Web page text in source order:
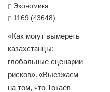
Экономика
1169 (43648)
«Как могут вымереть
казахстанцы:
глобальные сценарии
рисков». «Выезжаем
на том, что Токаев —